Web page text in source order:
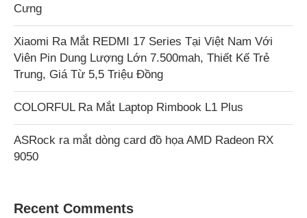
Cưng
Xiaomi Ra Mắt REDMI 17 Series Tại Việt Nam Với
Viên Pin Dung Lượng Lớn 7.500mah, Thiết Kế Trẻ
Trung, Giá Từ 5,5 Triệu Đồng
COLORFUL Ra Mắt Laptop Rimbook L1 Plus
ASRock ra mắt dòng card đồ họa AMD Radeon RX
9050
Recent Comments